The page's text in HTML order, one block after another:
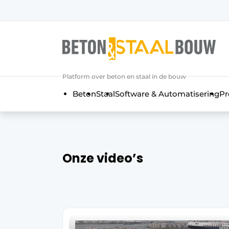
Algemene voorwaarden
Beton & Staalbouw | Ontdek hét
Evenement aanmelden
Privacy / Cookie statement
Platform over beton en staal in de bouw
BetonStaalSoftware & Automatisering
Onze video’s